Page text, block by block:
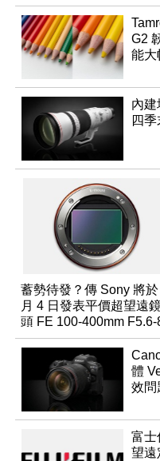
G2
能大
內
四
蓄勢待發？傳 Sony 將
月 4 日發表平價超望遠
頭 FE 100-400mm F5.6-
體
效問
富士
望遠